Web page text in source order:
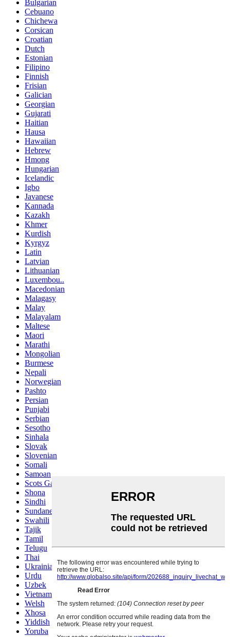
Bulgarian
Cebuano
Chichewa
Corsican
Croatian
Dutch
Estonian
Filipino
Finnish
Frisian
Galician
Georgian
Gujarati
Haitian
Hausa
Hawaiian
Hebrew
Hmong
Hungarian
Icelandic
Igbo
Javanese
Kannada
Kazakh
Khmer
Kurdish
Kyrgyz
Latin
Latvian
Lithuanian
Luxembou..
Macedonian
Malagasy
Malay
Malayalam
Maltese
Maori
Marathi
Mongolian
Burmese
Nepali
Norwegian
Pashto
Persian
Punjabi
Serbian
Sesotho
Sinhala
Slovak
Slovenian
Somali
Samoan
Scots Gaelic
Shona
Sindhi
Sundanese
Swahili
Tajik
Tamil
Telugu
Thai
Ukrainian
Urdu
Uzbek
Vietnamese
Welsh
Xhosa
Yiddish
Yoruba